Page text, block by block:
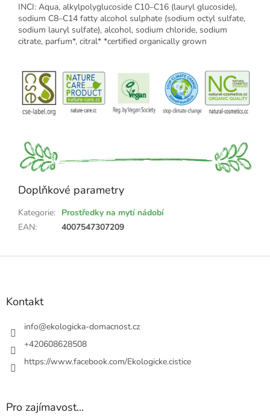
INCI: Aqua, alkylpolyglucoside C10–C16 (lauryl glucoside),
sodium C8–C14 fatty alcohol sulphate (sodium octyl sulfate,
sodium lauryl sulfate), alcohol, sodium chloride, sodium
citrate, parfum*, citral* *certified organically grown
Doplňkové parametry
Kategorie: Prostředky na mytí nádobí
EAN: 4007547307209
Z
Kontakt
info@ekologicka-domacnost.cz
+420608628508
https://www.facebook.com/Ekologicke.cistice
Pro zajímavost...